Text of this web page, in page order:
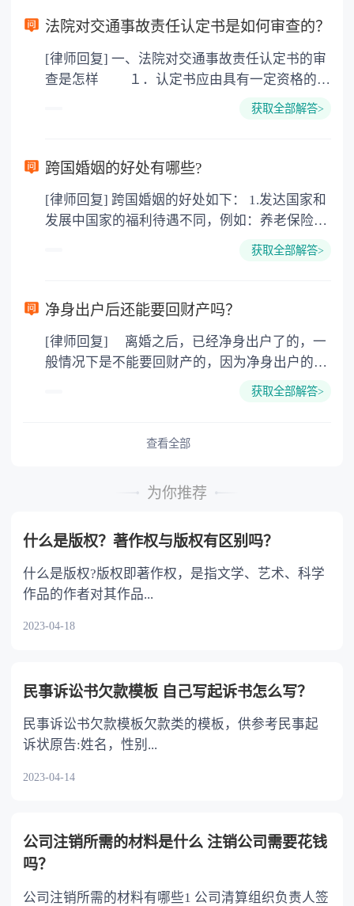
法院对交通事故责任认定书是如何审查的？
[律师回复] 一、法院对交通事故责任认定书的审
查是怎样 １．认定书应由具有一定资格的交
断： １．对有证据认定事故责任时，审查责
任时，审查责任的认定是否恰当； ３．审查
事故认定书的用语是否规范、适用法律条款是否
故处理程序规定》第六十条，公安机关交通管理
故所起的作用以及过错的严重程度，确定当事人
的责任。 （一）因一方当事人的过错导致道
重程度，分别承担主要责任、同等责任和次要责
错，属于交通意外事故的，各方均无责任。
任。
获取全部解答>
跨国婚姻的好处有哪些?
[律师回复] 跨国婚姻的好处如下： 1.发达国家和
发展中国家的福利待遇不同，例如：养老保险
看具体国家和具体城市。 2.西方文化不同。男性
四德，相对还有女权主义，对女权的保护。例
如：女性在怀孕和哺乳期所在单位的裁员受保
护，对女权尊重才能体现他们的绅士风度，西方
多，而且孩子一个人在外面的消费很大，还没有
获取全部解答>
净身出户后还能要回财产吗？
[律师回复] 离婚之后，已经净身出户了的，一
般情况下是不能要回财产的，因为净身出户的一
方已经放弃了分割财产的权利，此时的财产已经
户，是因为受到了对方的欺诈或者胁迫等等，那
分割问题反悔，请求撤销财产分割协议的，人民
法院应当受理。 人民法院审理后，未发现订
立财产分割协议时存在欺诈、胁迫等情形的，应
获取全部解答>
查看全部
为你推荐
什么是版权？著作权与版权有区别吗？
什么是版权?版权即著作权，是指文学、艺术、科学
作品的作者对其作品...
2023-04-18
民事诉讼书欠款模板 自己写起诉书怎么写？
民事诉讼书欠款模板欠款类的模板，供参考民事起
诉状原告:姓名，性别...
2023-04-14
公司注销所需的材料是什么 注销公司需要花钱
吗？
公司注销所需的材料有哪些1 公司清算组织负责人签